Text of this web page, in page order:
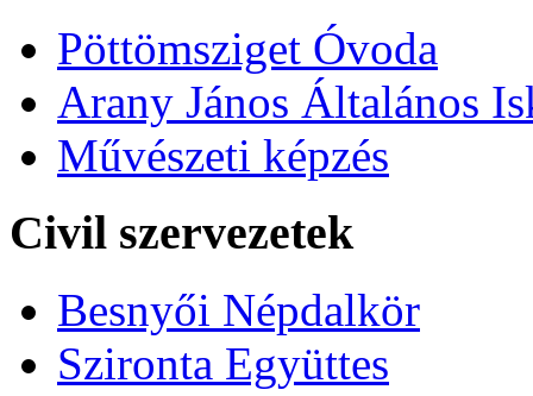
Pöttömsziget Óvoda
Arany János Általános
Művészeti képzés
Civil szervezetek
Besnyői Népdalkör
Szironta Együttes